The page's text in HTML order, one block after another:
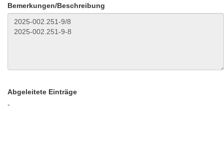
Bemerkungen/Beschreibung
Abgeleitete Einträge
-